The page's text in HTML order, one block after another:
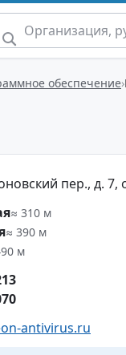
обеспечение
пер., д. 7,
≈ 310 м
≈ 390 м
м
antivirus.ru